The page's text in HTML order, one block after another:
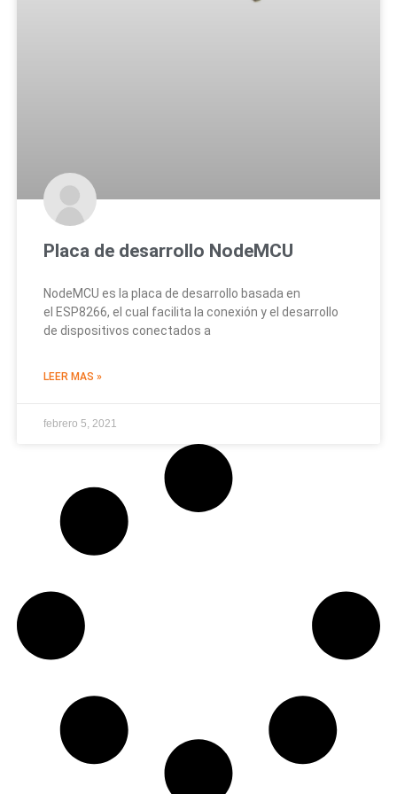
Placa de desarrollo NodeMCU
NodeMCU es la placa de desarrollo basada en
el ESP8266, el cual facilita la conexión y el desarrollo
de dispositivos conectados a
LEER MAS »
febrero 5, 2021